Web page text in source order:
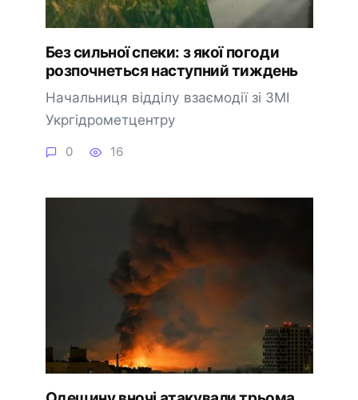
Без сильної спеки: з якої погоди
розпочнеться наступний тиждень
Начальниця відділу взаємодії зі ЗМІ
Укргідрометцентру
0 16